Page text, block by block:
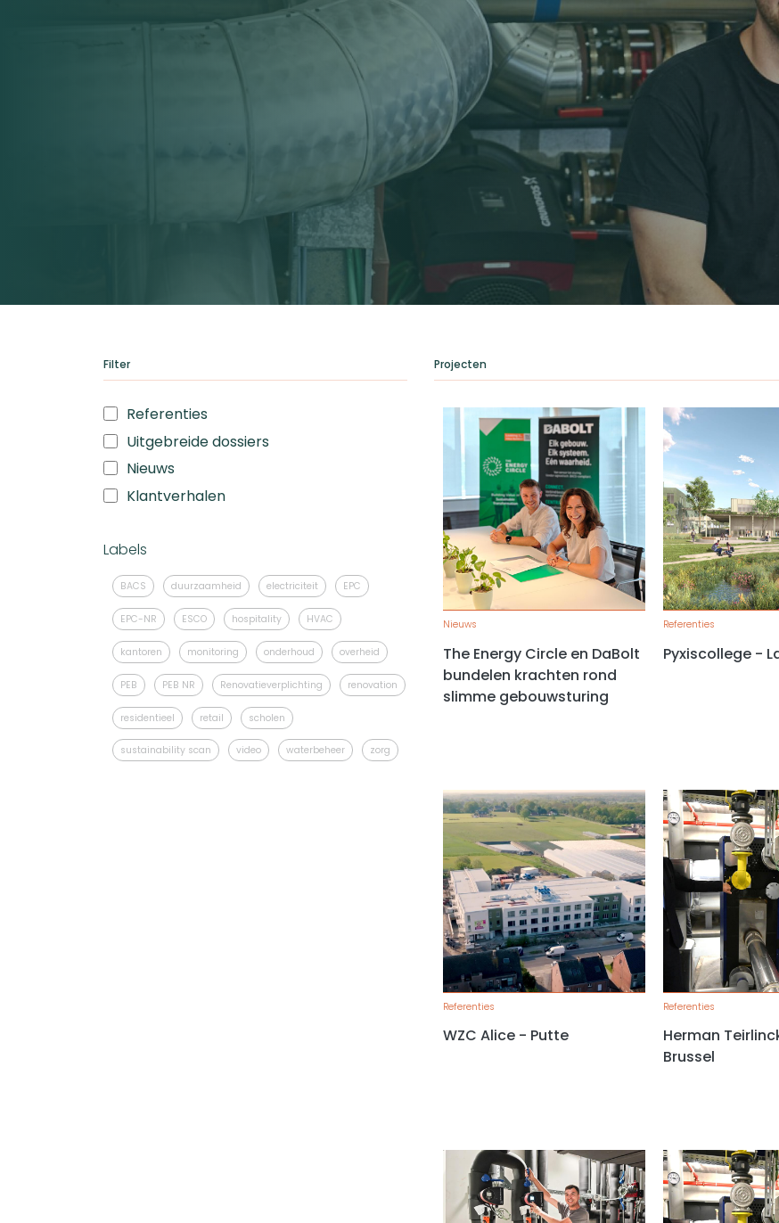
Filter
Referenties
Uitgebreide dossiers
Nieuws
Klantverhalen
Labels
BACS duurzaamheid electriciteit EPC
EPC-NR ESCO hospitality HVAC
kantoren monitoring onderhoud overheid
PEB PEB NR Renovatieverplichting renovation
residentieel retail scholen
sustainability scan video waterbeheer zorg
Projecten
Nieuws
The Energy Circle en DaBolt
bundelen krachten rond
slimme gebouwsturing
Referenties
Pyxiscollege -
Referenties
WZC Alice - Putte
Referenties
Herman
Brussel